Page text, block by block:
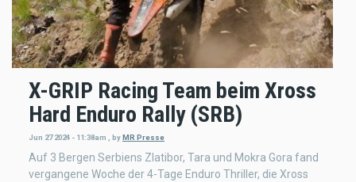
X-GRIP Racing Team beim Xross
Hard Enduro Rally (SRB)
Jun 27 2024 - 11:38am , by MR Presse
Auf 3 Bergen Serbiens Zlatibor, Tara und Mokra Gora fand
vergangene Woche der 4-Tage Enduro Thriller, die Xross